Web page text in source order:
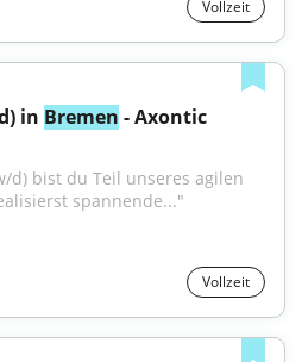
Vollzeit
in Bremen - Axontic
d) bist du Teil unseres agilen
spannende..."
Vollzeit